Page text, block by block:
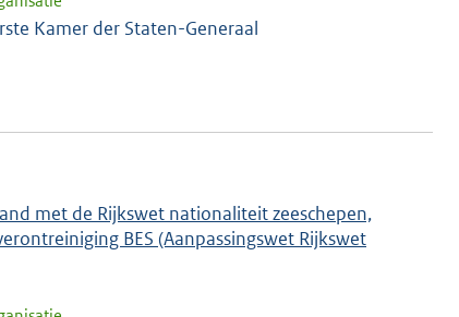
Kamer der Staten-Generaal
met de Rijkswet nationaliteit zeeschepen,
BES (Aanpassingswet Rijkswet